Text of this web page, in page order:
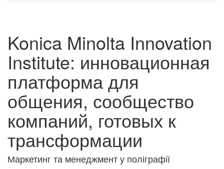
Konica Minolta Innovation
Institute: инновационная
платформа для
общения, сообщество
компаний, готовых к
трансформации
Маркетинг та менеджмент у поліграфії